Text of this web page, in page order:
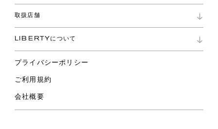
よくあるご質問
ご利用ガイド
コレクション
ファブリックス
バッグ
スカーフ
ウェア
ライフスタイル
スペシャル
取扱店舗
リバティ・ファブリックス
LIBERTYについて
プライバシーポリシー
ご利用規約
会社概要